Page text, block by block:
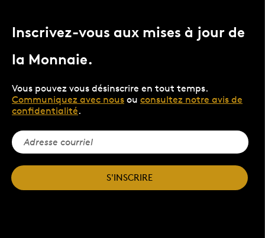
Inscrivez-vous aux mises à jour de
la Monnaie.
Vous pouvez vous désinscrire en tout temps.
Communiquez avec nous ou consultez notre avis de
confidentialité.
S'INSCRIRE